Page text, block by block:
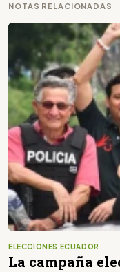
NOTAS RELACIONADAS
ELECCIONES ECUADOR
La campaña